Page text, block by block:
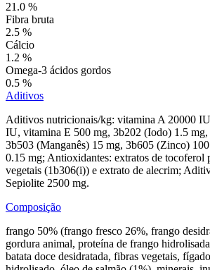
21.0 %
Fibra bruta
2.5 %
Cálcio
1.2 %
Omega-3 ácidos gordos
0.5 %
Aditivos
Aditivos nutricionais/kg: vitamina A 20000
IU, vitamina E 500 mg, 3b202 (Iodo) 1.5
3b503 (Manganês) 15 mg, 3b605 (Zinco)
0.15 mg; Antioxidantes: extratos de tocoferol
vegetais (1b306(i)) e extrato de alecrim;
Sepiolite 2500 mg.
Composição
frango 50% (frango fresco 26%, frango
gordura animal, proteína de frango
batata doce desidratada, fibras vegetais,